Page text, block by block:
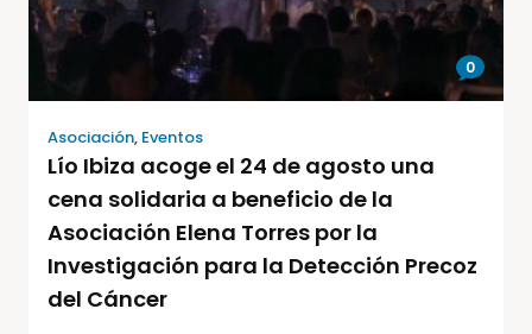
0
Asociación, Eventos
Lío Ibiza acoge el 24 de agosto una
cena solidaria a beneficio de la
Asociación Elena Torres por la
Investigación para la Detección Precoz
del Cáncer